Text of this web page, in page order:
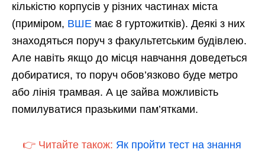
кількістю корпусів у різних частинах міста
(приміром, ВШЕ має 8 гуртожитків). Деякі з них
знаходяться поруч з факультетським будівлею.
Але навіть якщо до місця навчання доведеться
добиратися, то поруч обов’язково буде метро
або лінія трамвая. А це зайва можливість
помилуватися празькими пам’ятками.
👉 Читайте також: Як пройти тест на знання